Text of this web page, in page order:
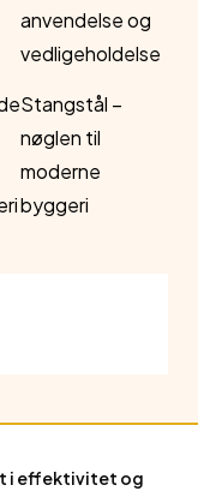
anvendelse og
vedligeholdelse
Stangstål –
nøglen til
moderne
byggeri
i effektivitet og